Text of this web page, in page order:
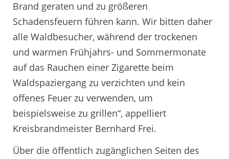
Brand geraten und zu größeren
Schadensfeuern führen kann. Wir bitten daher
alle Waldbesucher, während der trockenen
und warmen Frühjahrs- und Sommermonate
auf das Rauchen einer Zigarette beim
Waldspaziergang zu verzichten und kein
offenes Feuer zu verwenden, um
beispielsweise zu grillen“, appelliert
Kreisbrandmeister Bernhard Frei.
Über die öffentlich zugänglichen Seiten des